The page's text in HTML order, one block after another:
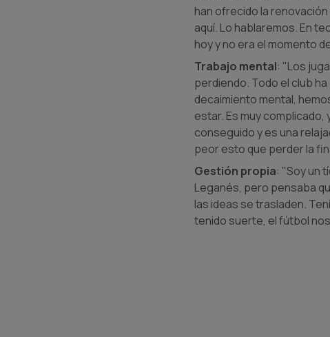
han ofrecido la
aquí. Lo hablaremos. En
hoy y no era el momento
Trabajo mental: "Los
perdiendo. Todo el club
decaimiento mental,
estar. Es muy
conseguido y es una
peor esto que perder la
Gestión propia: "Soy un
Leganés, pero pensaba
las ideas se trasladen.
tenido suerte, el fútbol